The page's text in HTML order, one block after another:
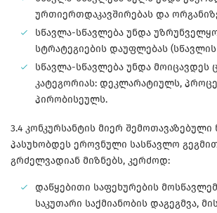
ურთიერთდაკავშირებას და
სწავლა-სწავლება უნდა
სტრატეგიების დაუფლებას
სწავლა-სწავლება უნდა მოიცავდეს
კატეგორიას: დეკლარატიულს,
პირობისეულს.
3.4 კონკურსანტის მიერ შემოთავაზებული
პასუხობდეს ეროვნული სასწავლო
გრძელვადიან მიზნებს, კერძოდ:
დაწყებითი საფეხურების
საკუთარი საქმიანობის დაგეგმვა,